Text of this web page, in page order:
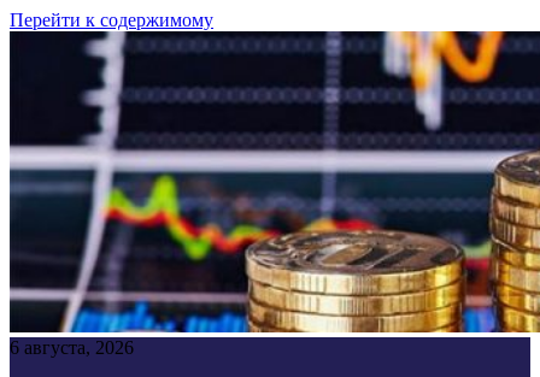
Перейти к содержимому
6 августа, 2026